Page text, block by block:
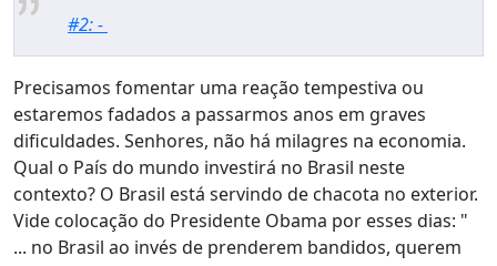
#2: -
Precisamos fomentar uma reação tempestiva ou
estaremos fadados a passarmos anos em graves
dificuldades. Senhores, não há milagres na economia.
Qual o País do mundo investirá no Brasil neste
contexto? O Brasil está servindo de chacota no exterior.
Vide colocação do Presidente Obama por esses dias: "
... no Brasil ao invés de prenderem bandidos, querem